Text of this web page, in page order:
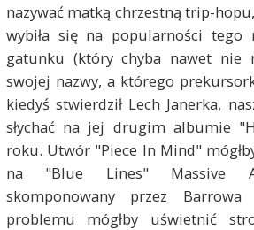
nazywać matką chrzestną trip-
wybiła się na popularności tego
gatunku (który chyba nawet nie
swojej nazwy, a którego
kiedyś stwierdził Lech Janerka,
słychać na jej drugim albumie
roku. Utwór "Piece In Mind"
na "Blue Lines" Massive
skomponowany przez
problemu mógłby uświetnić